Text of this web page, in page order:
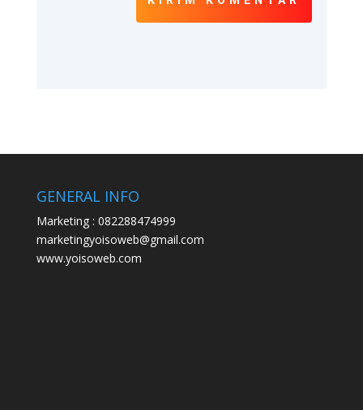
GENERAL INFO
Marketing : 082288474999
marketingyoisoweb@gmail.com
www.yoisoweb.com